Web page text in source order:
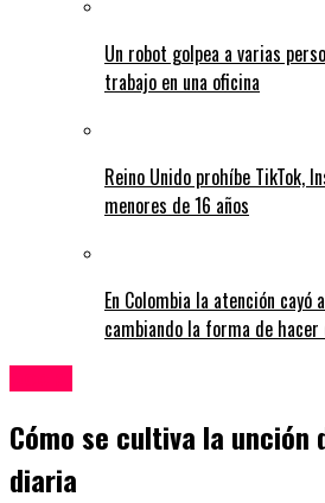
Un robot golpea a varias
trabajo en una oficina
Reino Unido prohíbe TikTok,
menores de 16 años
En Colombia la atención cayó
cambiando la forma de
Cómo se cultiva la unción
diaria